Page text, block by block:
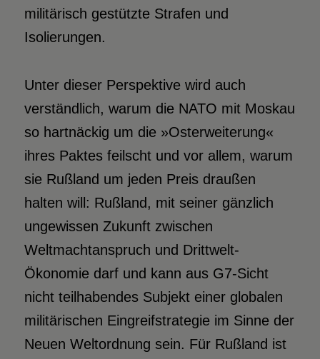
militärisch gestützte Strafen und
Isolierungen.
Unter dieser Perspektive wird auch
verständlich, warum die NATO mit Moskau
so hartnäckig um die »Osterweiterung«
ihres Paktes feilscht und vor allem, warum
sie Rußland um jeden Preis draußen
halten will: Rußland, mit seiner gänzlich
ungewissen Zukunft zwischen
Weltmachtanspruch und Drittwelt-
Ökonomie darf und kann aus G7-Sicht
nicht teilhabendes Subjekt einer globalen
militärischen Eingreifstrategie im Sinne der
Neuen Weltordnung sein. Für Rußland ist